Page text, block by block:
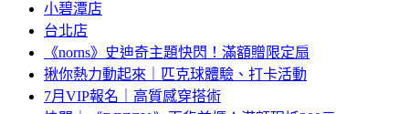
小碧潭店
台北店
《norns》史迪奇主題快閃！滿額贈限定扇
揪你熱力動起來｜匹克球體驗、打卡活動
7月VIP報名｜高質感穿搭術